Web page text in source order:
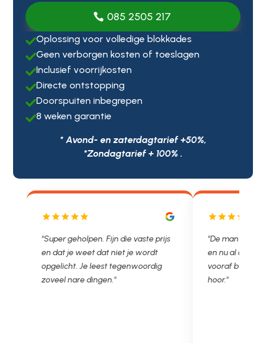
085 2505 217
Oplossing voor volledige blokkades
Geen verborgen kosten of toeslagen
Inclusief voorrijkosten
Directe ontstopping
Doorspuiten inbegrepen
8 weken garantie
* Avond- en zaterdagtarief +50%,
*Zondagtarief + 100% .
"Super geholpen. Fijn die vaste prijs
en dat je weet dat niet je wordt
opgelicht. Je leest tegenwoordig
zoveel nare dingen."
"De man rijden
en nu al
vooraf
hoor."